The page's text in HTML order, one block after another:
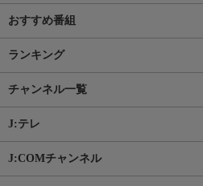
おすすめ番組
ランキング
チャンネル一覧
J:テレ
J:COMチャンネル